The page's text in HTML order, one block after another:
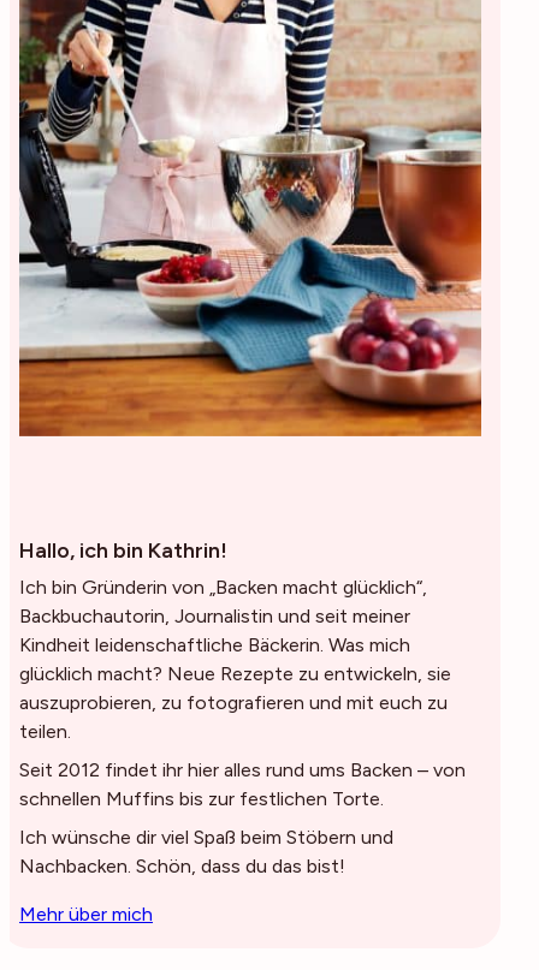
Hallo, ich bin Kathrin!
Ich bin Gründerin von „Backen macht glücklich“,
Backbuchautorin, Journalistin und seit meiner
Kindheit leidenschaftliche Bäckerin. Was mich
glücklich macht? Neue Rezepte zu entwickeln, sie
auszuprobieren, zu fotografieren und mit euch zu
teilen.
Seit 2012 findet ihr hier alles rund ums Backen – von
schnellen Muffins bis zur festlichen Torte.
Ich wünsche dir viel Spaß beim Stöbern und
Nachbacken. Schön, dass du das bist!
Mehr über mich